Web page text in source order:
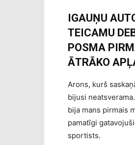
IGAUŅU
TEICAMU
POSMA
ĀTRĀKO
Arons, kurš
bijusi
bija mans pirmais
pamatīgi
sportists.